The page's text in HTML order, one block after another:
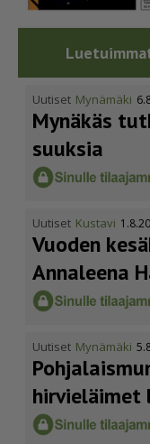
Uutiset Mynämäki
Mynäkäs
suuksia
Uutiset Kustavi
Vuoden
Annaleena
Uutiset Mynämäki